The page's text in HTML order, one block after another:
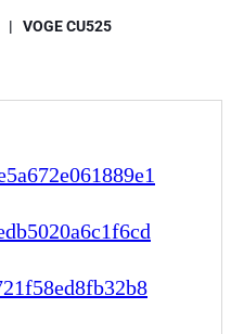
| VOGE CU525